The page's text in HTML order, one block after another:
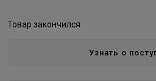
Товар закончился
Узнать о